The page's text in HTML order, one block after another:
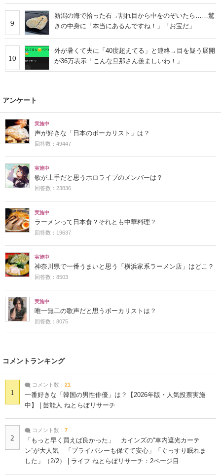
9
新潟の海で拾った石→割れ目から中をのぞいたら……驚
きの中身に「本当にあるんですね！」「お宝だ」
10
外が暑くて夫に「40度超えてる」と連絡→目を疑う展開
が36万表示「こんな旦那さん羨ましいわ！」
アンケート
実施中
声が好きな「日本のボーカリスト」は？
回答数：49447
実施中
歌が上手だと思うホロライブのメンバーは？
回答数：23836
実施中
ラーメンって日本食？それとも中華料理？
回答数：19637
実施中
神奈川県で一番うまいと思う「横浜家系ラーメン店」はどこ？
回答数：8503
実施中
唯一無二の歌声だと思うボーカリストは？
回答数：8075
コメントランキング
1
コメント数： 21
一番好きな「韓国の男性俳優」は？【2026年版・人気投票実施
中】 | 芸能人 ねとらぼリサーチ
2
コメント数： 7
「もっと早く買えば良かった」 カインズの“車内遮光カーテ
ン”が大人気 「プライバシーも保てて安心」「ぐっすり眠れま
した」（2/2） | ライフ ねとらぼリサーチ：2ページ目